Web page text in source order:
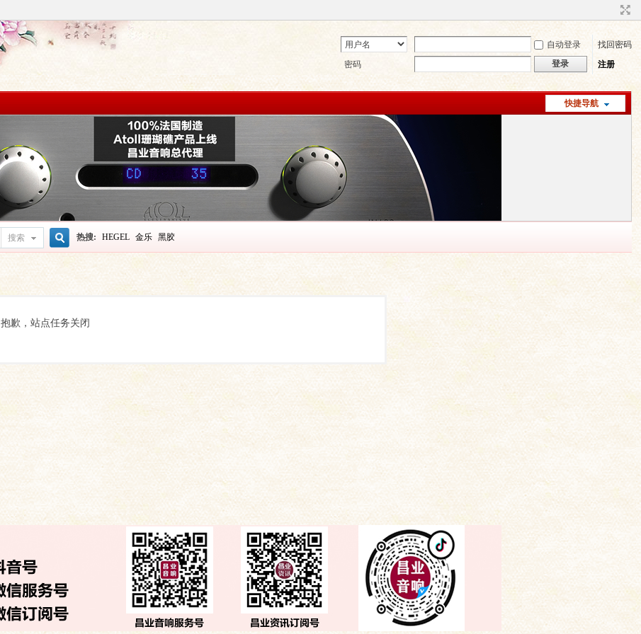
自动登录
找回密码
密码
登录 注册
快捷导航
搜索
搜
索
热搜: HEGEL 金乐 黑胶
抱歉，站点任务关闭